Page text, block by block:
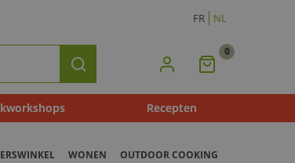
FR NL
Zoeken Mijn
0
Recepten
WONEN OUTDOOR COOKING